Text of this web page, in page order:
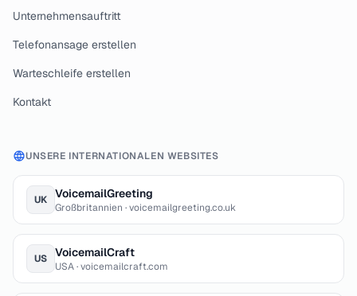
Unternehmensauftritt
Telefonansage erstellen
Warteschleife erstellen
Kontakt
UNSERE INTERNATIONALEN WEBSITES
UK VoicemailGreeting
Großbritannien · voicemailgreeting.co.uk
US VoicemailCraft
USA · voicemailcraft.com